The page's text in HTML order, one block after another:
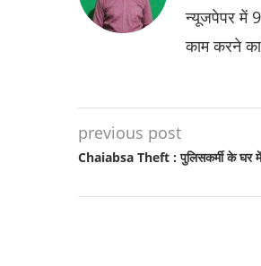
न्यूजपेपर में
काम करने का
previous post
Chaiabsa Theft : पुलिसकर्मी के घर में